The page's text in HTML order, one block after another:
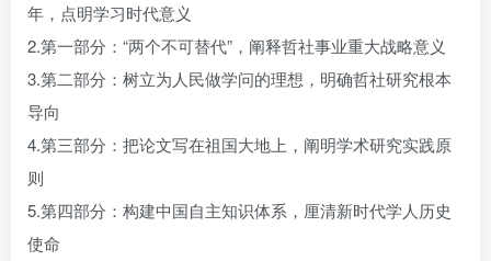
年，点明学习时代意义
2.第一部分：“两个不可替代”，阐释哲社事业重大战略意义
3.第二部分：树立为人民做学问的理想，明确哲社研究根本
导向
4.第三部分：把论文写在祖国大地上，阐明学术研究实践原
则
5.第四部分：构建中国自主知识体系，厘清新时代学人历史
使命